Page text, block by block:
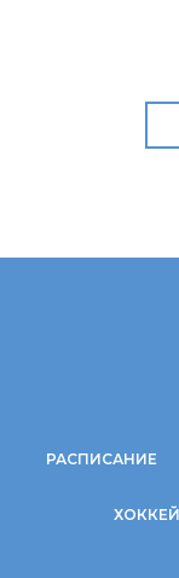
РАСПИСАНИЕ
ХОККЕЙ